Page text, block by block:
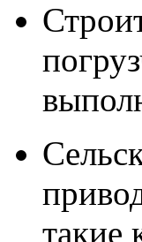
такие